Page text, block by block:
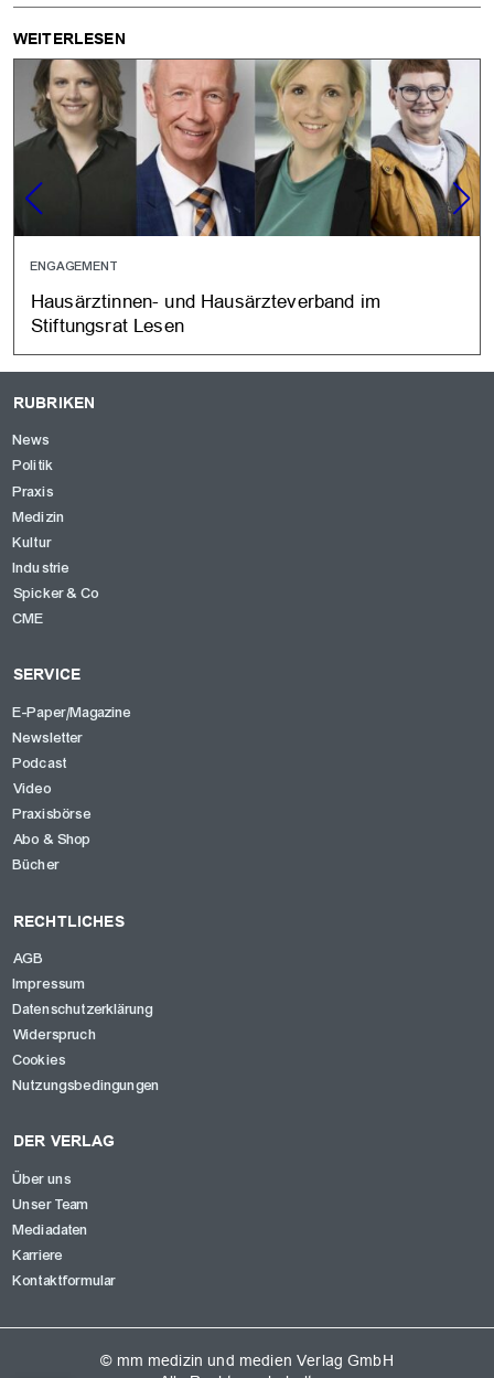
WEITERLESEN
ENGAGEMENT
Hausärztinnen- und Hausärzteverband im
Stiftungsrat Lesen
RUBRIKEN
News
Politik
Praxis
Medizin
Kultur
Industrie
Spicker & Co
CME
SERVICE
E-Paper/Magazine
Newsletter
Podcast
Video
Praxisbörse
Abo & Shop
Bücher
RECHTLICHES
AGB
Impressum
Datenschutzerklärung
Widerspruch
Cookies
Nutzungsbedingungen
DER VERLAG
Über uns
Unser Team
Mediadaten
Karriere
Kontaktformular
© mm medizin und medien Verlag GmbH